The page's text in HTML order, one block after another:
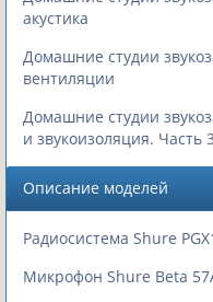
акустика
Домашние студии
вентиляции
Домашние студии
и звукоизоляция. Часть
Описание моделей
Радиосистема Shure
Микрофон Shure Beta